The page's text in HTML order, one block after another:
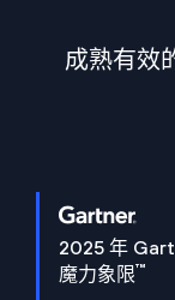
成熟有效
2025 年
魔力象限™